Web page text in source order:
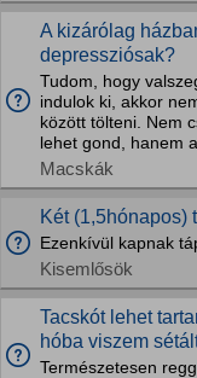
A kizárólag
depressziósak?
Tudom, hogy
indulok ki, akkor
között tölteni. Nem
lehet gond, hanem
Macskák
Két (1,5hónapos)
Ezenkívül kapnak
Kisemlősök
Tacskót lehet
hóba viszem
Természetesen